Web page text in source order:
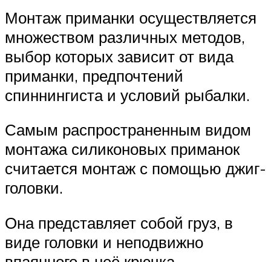
Монтаж приманки осуществляется
множеством различных методов,
выбор которых зависит от вида
приманки, предпочтений
спиннингиста и условий рыбалки.
Самым распространенным видом
монтажа силиконовых приманок
считается монтаж с помощью джиг-
головки.
Она представляет собой груз, в
виде головки и неподвижно